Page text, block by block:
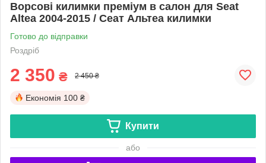
Ворсові килимки преміум в салон для Seat
Altea 2004-2015 / Сеат Альтеа килимки
Готово до відправки
Роздріб
2 350 ₴ 2 450 ₴
Економія 100 ₴
Купити
або